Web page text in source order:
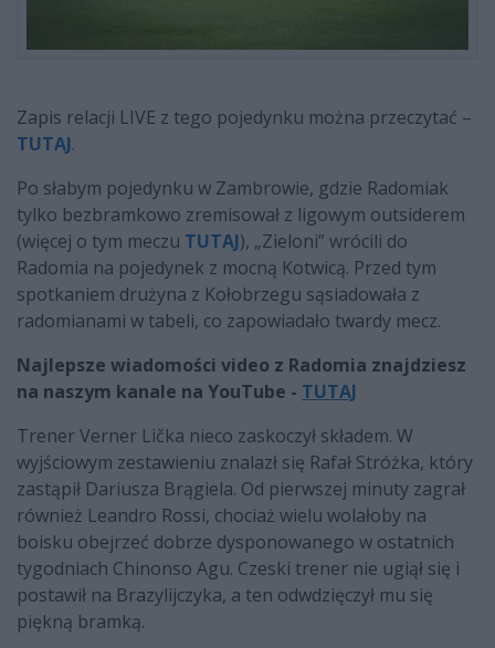
Zapis relacji LIVE z tego pojedynku można przeczytać –
TUTAJ.
Po słabym pojedynku w Zambrowie, gdzie Radomiak
tylko bezbramkowo zremisował z ligowym outsiderem
(więcej o tym meczu TUTAJ), „Zieloni” wrócili do
Radomia na pojedynek z mocną Kotwicą. Przed tym
spotkaniem drużyna z Kołobrzegu sąsiadowała z
radomianami w tabeli, co zapowiadało twardy mecz.
Najlepsze wiadomości video z Radomia znajdziesz
na naszym kanale na YouTube - TUTAJ
Trener Verner Lička nieco zaskoczył składem. W
wyjściowym zestawieniu znalazł się Rafał Stróżka, który
zastąpił Dariusza Brągiela. Od pierwszej minuty zagrał
również Leandro Rossi, chociaż wielu wolałoby na
boisku obejrzeć dobrze dysponowanego w ostatnich
tygodniach Chinonso Agu. Czeski trener nie ugiął się i
postawił na Brazylijczyka, a ten odwdzięczył mu się
piękną bramką.